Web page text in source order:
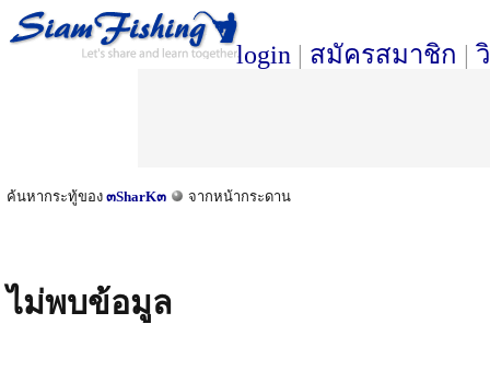
login | สมัครสมาชิก |
ค้นหากระทู้ของ ๓SharK๓ จากหน้ากระดาน
ไม่พบข้อมูล